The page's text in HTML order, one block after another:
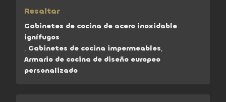
Resaltar
Gabinetes de cocina de acero inoxidable
ignífugos
, Gabinetes de cocina impermeables,
Armario de cocina de diseño europeo
personalizado